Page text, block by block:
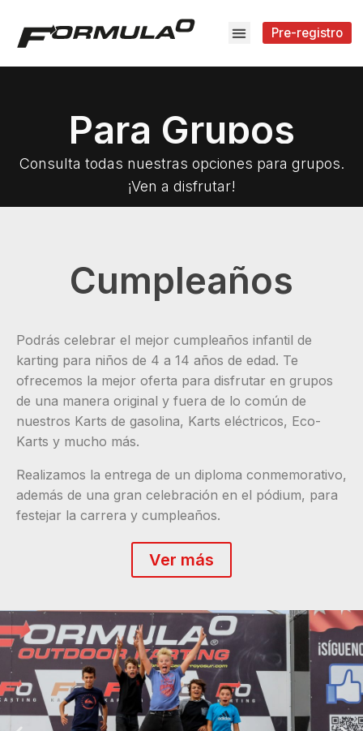
Pre-registro
Para Grupos
Consulta todas nuestras opciones para grupos.
¡Ven a disfrutar!
Cumpleaños
Podrás celebrar el mejor cumpleaños infantil de
karting para niños de 4 a 14 años de edad. Te
ofrecemos la mejor oferta para disfrutar en grupos
de una manera original y fuera de lo común de
nuestros Karts de gasolina, Karts eléctricos, Eco-
Karts y mucho más.
Realizamos la entrega de un diploma conmemorativo,
además de una gran celebración en el pódium, para
festejar la carrera y cumpleaños.
Ver más